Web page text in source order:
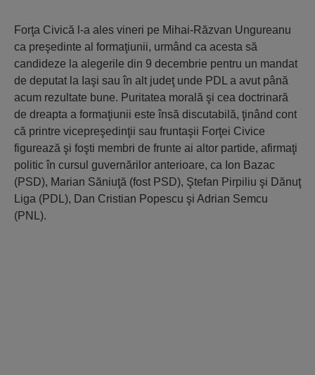
Forţa Civică l-a ales vineri pe Mihai-Răzvan Ungureanu
ca preşedinte al formaţiunii, urmând ca acesta să
candideze la alegerile din 9 decembrie pentru un mandat
de deputat la Iaşi sau în alt judeţ unde PDL a avut până
acum rezultate bune. Puritatea morală şi cea doctrinară
de dreapta a formaţiunii este însă discutabilă, ţinând cont
că printre vicepreşedinţii sau fruntaşii Forţei Civice
figurează şi foşti membri de frunte ai altor partide, afirmaţi
politic în cursul guvernărilor anterioare, ca Ion Bazac
(PSD), Marian Săniuţă (fost PSD), Ştefan Pirpiliu şi Dănuţ
Liga (PDL), Dan Cristian Popescu şi Adrian Semcu
(PNL).